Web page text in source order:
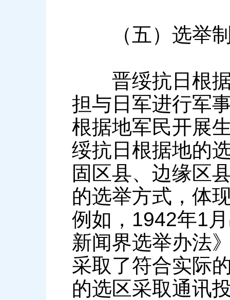
（五）选举制
晋绥抗日根据
担与日军进行军
根据地军民开展
绥抗日根据地的
固区县、边缘区
的选举方式，体
例如，1942年1
新闻界选举办法
采取了符合实际
的选区采取通讯